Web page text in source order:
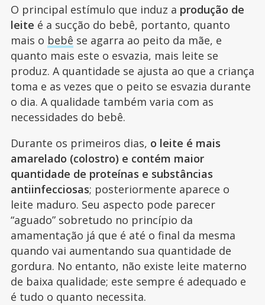
O principal estímulo que induz a produção de
leite é a sucção do bebê, portanto, quanto
mais o bebê se agarra ao peito da mãe, e
quanto mais este o esvazia, mais leite se
produz. A quantidade se ajusta ao que a criança
toma e as vezes que o peito se esvazia durante
o dia. A qualidade também varia com as
necessidades do bebê.
Durante os primeiros dias, o leite é mais
amarelado (colostro) e contém maior
quantidade de proteínas e substâncias
antiinfecciosas; posteriormente aparece o
leite maduro. Seu aspecto pode parecer
“aguado” sobretudo no princípio da
amamentação já que é até o final da mesma
quando vai aumentando sua quantidade de
gordura. No entanto, não existe leite materno
de baixa qualidade; este sempre é adequado e
é tudo o quanto necessita.